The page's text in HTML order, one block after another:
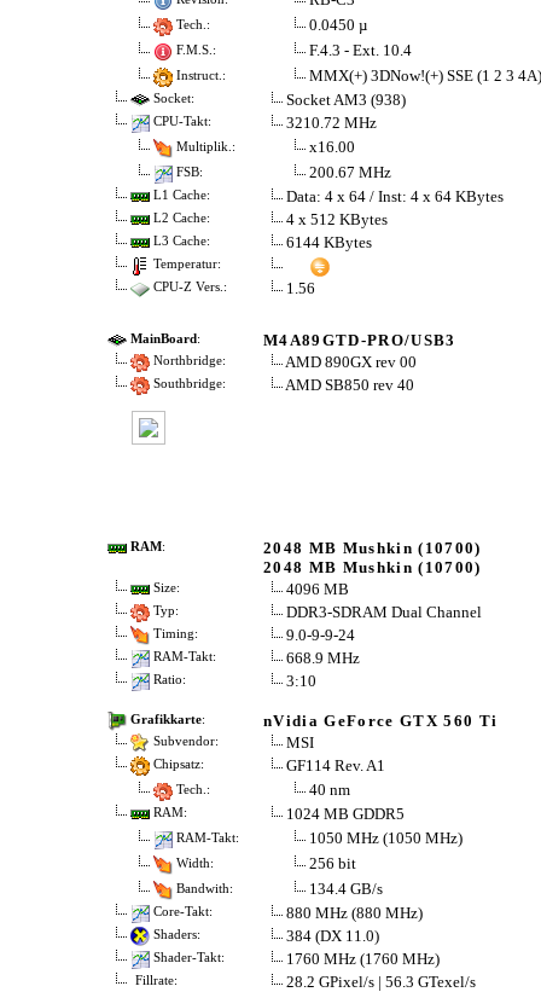
Tech.: 0.0450 µ
F.M.S.: F.4.3 - Ext. 10.4
Instruct.: MMX(+) 3DNow!(+) SSE (1 2 3
Socket: Socket AM3 (938)
CPU-Takt: 3210.72 MHz
Multiplik.: x16.00
FSB: 200.67 MHz
L1 Cache: Data: 4 x 64 / Inst: 4 x 64 KBytes
L2 Cache: 4 x 512 KBytes
L3 Cache: 6144 KBytes
Temperatur:
CPU-Z Vers.:
1.56
MainBoard: M4A89GTD-PRO/USB3
Northbridge: AMD 890GX rev 00
Southbridge: AMD SB850 rev 40
RAM:
2048 MB Mushkin (10700)
2048 MB Mushkin (10700)
Size: 4096 MB
Typ: DDR3-SDRAM Dual Channel
Timing: 9.0-9-9-24
RAM-Takt: 668.9 MHz
Ratio: 3:10
Grafikkarte: nVidia GeForce GTX 560 Ti
Subvendor: MSI
Chipsatz: GF114 Rev. A1
Tech.: 40 nm
RAM: 1024 MB GDDR5
RAM-Takt: 1050 MHz (1050 MHz)
Width: 256 bit
Bandwith: 134.4 GB/s
Core-Takt: 880 MHz (880 MHz)
Shaders: 384 (DX 11.0)
Shader-Takt: 1760 MHz (1760 MHz)
Fillrate: 28.2 GPixel/s | 56.3 GTexel/s